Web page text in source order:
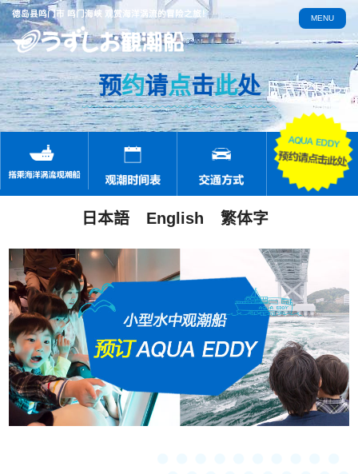
德岛县鸣门市 鸣门海峡 观赏海洋涡流的冒险之旅！
日本語 English 繁体字
MENU
预约请点击此处